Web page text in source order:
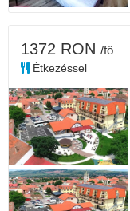
1372 RON /fő
Étkezéssel